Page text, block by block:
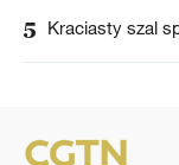
5 Kraciasty szal